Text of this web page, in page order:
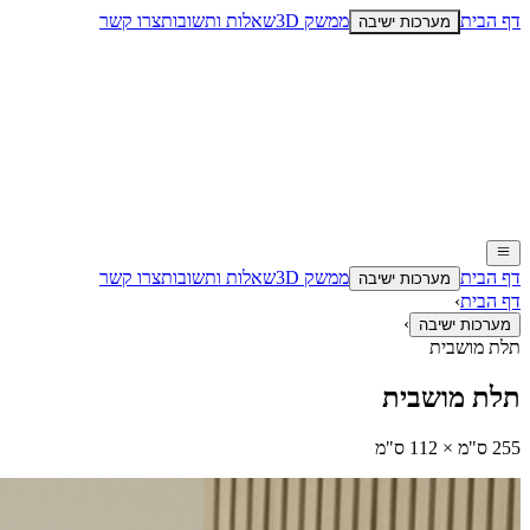
דף הבית מערכות ישיבה ממשק 3D שאלות ותשובותצרו קשר
דף הבית מערכות ישיבה ממשק 3D שאלות ותשובותצרו קשר
דף הבית›
מערכות ישיבה
›
תלת מושבית
תלת מושבית
255 ס"מ × 112 ס"מ